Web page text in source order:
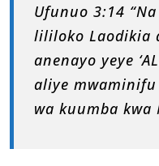
Ufunuo 3:14
lililoko Laodikia
anenayo yeye
aliye
wa kuumba kwa